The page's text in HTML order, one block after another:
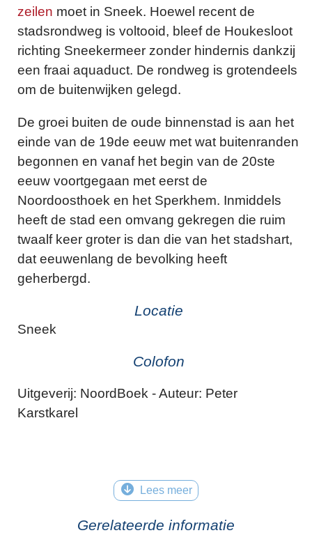
zeilen moet in Sneek. Hoewel recent de
stadsrondweg is voltooid, bleef de Houkesloot
richting Sneekermeer zonder hindernis dankzij
een fraai aquaduct. De rondweg is grotendeels
om de buitenwijken gelegd.
De groei buiten de oude binnenstad is aan het
einde van de 19de eeuw met wat buitenranden
begonnen en vanaf het begin van de 20ste
eeuw voortgegaan met eerst de
Noordoosthoek en het Sperkhem. Inmiddels
heeft de stad een omvang gekregen die ruim
twaalf keer groter is dan die van het stadshart,
dat eeuwenlang de bevolking heeft
geherbergd.
Locatie
Sneek
Colofon
Uitgeverij: NoordBoek - Auteur: Peter
Karstkarel
Lees meer
Gerelateerde informatie